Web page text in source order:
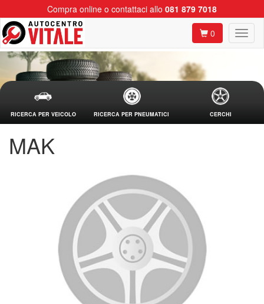
Compra online o contattaci allo 081 879 7018
0
RICERCA PER VEICOLO RICERCA PER PNEUMATICI CERCHI
MAK